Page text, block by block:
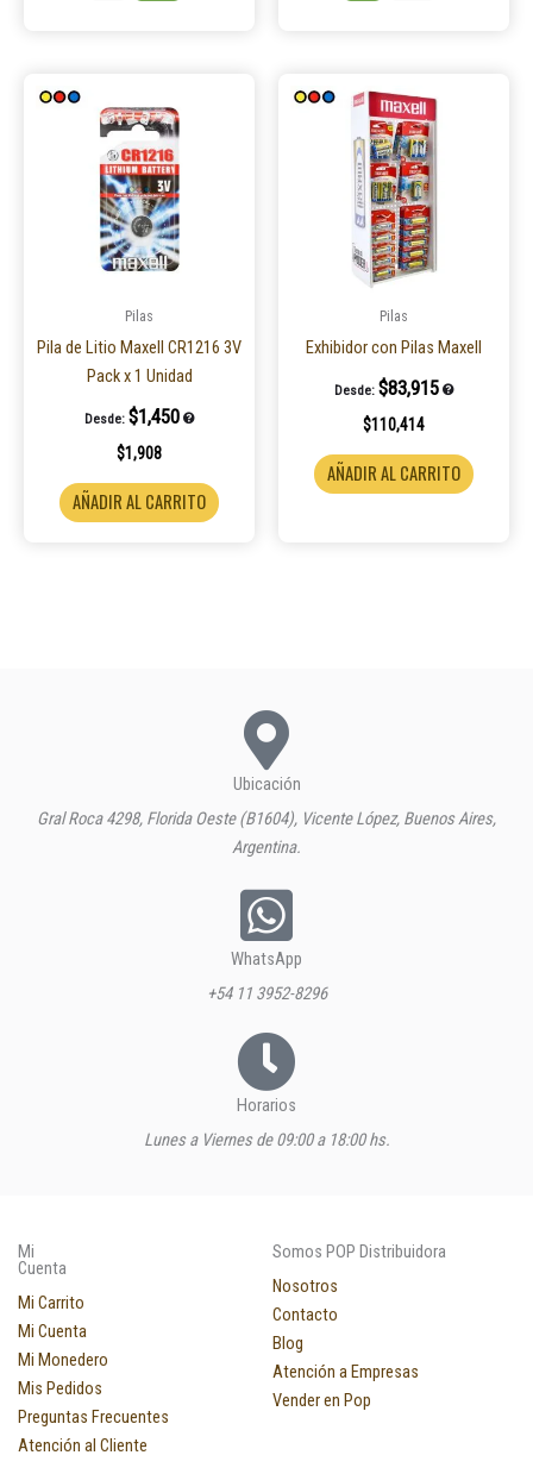
Pilas
Pila de Litio Maxell CR1216 3V
Pack x 1 Unidad
Desde: $1,450
$1,908
AÑADIR AL CARRITO
Pilas
Exhibidor con Pilas Maxell
Desde: $83,915
$110,414
AÑADIR AL CARRITO
Ubicación
Gral Roca 4298, Florida Oeste (B1604), Vicente López, Buenos Aires,
Argentina.
WhatsApp
+54 11 3952-8296
Horarios
Lunes a Viernes de 09:00 a 18:00 hs.
Mi
Cuenta
Mi Carrito
Mi Cuenta
Mi Monedero
Mis Pedidos
Preguntas Frecuentes
Atención al Cliente
Somos POP Distribuidora
Nosotros
Contacto
Blog
Atención a Empresas
Vender en Pop